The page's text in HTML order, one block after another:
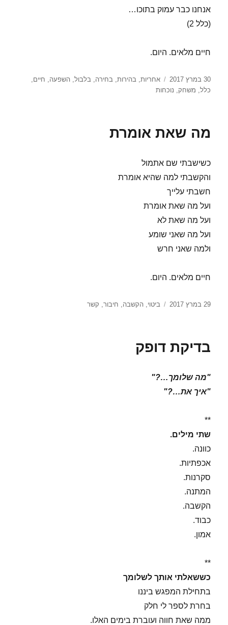
אנחנו כבר עמוק בתוכו…
(כלל 2)
חיים מלאים. היום.
פורסם
בתאריך
30 במרץ 2017 תגיות
אחריות,בהירות,בחירה,בלבול,השפעה, חיים,
כלל, משחק, נוכחות
מה שאת אומרת
כשישבתי שם אתמול
והקשבתי למה שהיא אומרת
חשבתי עלייך
ועל מה שאת אומרת
ועל מה שאת לא
ועל מה שאני שומע
ולמה שאני חרש
חיים מלאים. היום.
פורסם
29 במרץ 2017 תגיות
ביטוי,הקשבה, חיבור, קשר
בדיקת דופק
"מה שלומך…?"
"איך את…?"
**
שתי מילים.
כוונה.
אכפתיות.
סקרנות.
המתנה.
הקשבה.
כבוד.
אמון.
**
כששאלתי אותך לשלומך
בתחילת המפגש ביננו
בחרת לספר לי חלק
ממה שאת חווה ועוברת בימים האלו.